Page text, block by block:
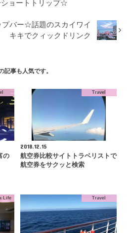
ョートトリップ☆
プバー☆話題のスカイワイ
キキでクィックドリンク
記事も人気です。
の
Travel
2018.12.15
航空券比較サイトトラベリストで
航空券をサクッと検索
Life Travel